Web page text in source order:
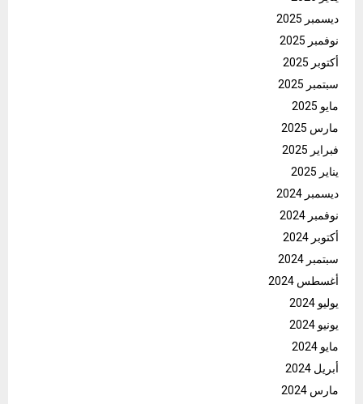
ديسمبر 2025
نوفمبر 2025
أكتوبر 2025
سبتمبر 2025
مايو 2025
مارس 2025
فبراير 2025
يناير 2025
ديسمبر 2024
نوفمبر 2024
أكتوبر 2024
سبتمبر 2024
أغسطس 2024
يوليو 2024
يونيو 2024
مايو 2024
أبريل 2024
مارس 2024